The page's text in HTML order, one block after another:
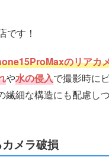
です！
のリアカ
や水の侵入で撮影時に
細な構造にも配慮し
メラ破損